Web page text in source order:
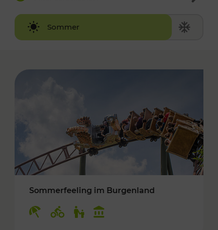
Sommer
Winter
Sommerfeeling im Burgenland